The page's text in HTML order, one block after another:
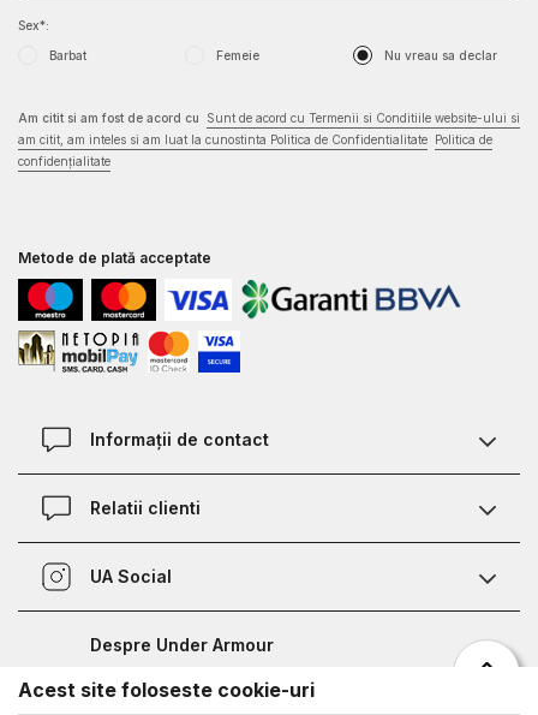
Sex*:
Barbat Femeie Nu vreau sa declar
Am citit si am fost de acord cu
Sunt de acord cu Termenii si Conditiile website-ului si
am citit, am inteles si am luat la cunostinta Politica de Confidentialitate
Politica de
confidențialitate
Metode de plată acceptate
Informații de contact
Contact
Defineste marimea
Nota de informare prelucrare date competitii sportive
Relatii clienti
Termeni si conditii
Certificat garantie incaltaminte
UA Social
Despre Under Armour
Despre noi
Acest site foloseste cookie-uri